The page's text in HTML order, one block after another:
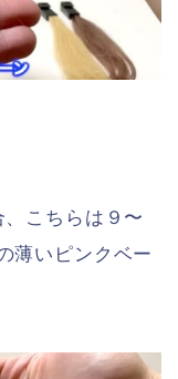
こちらは９〜
薄いピンクベー